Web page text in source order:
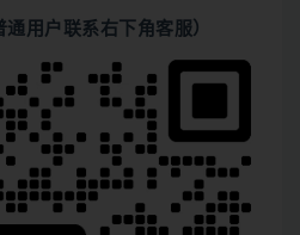
用户联系右下角客服）